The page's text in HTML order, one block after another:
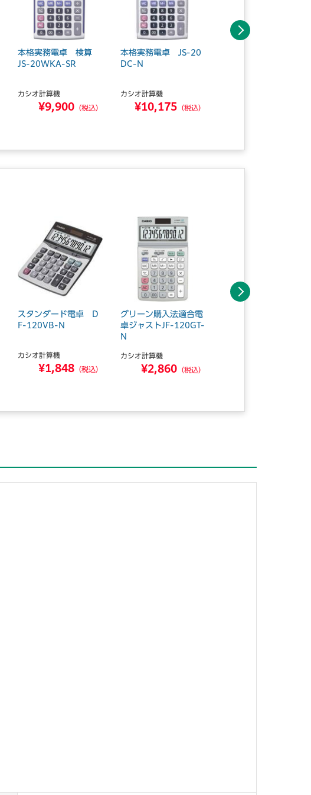
本格実務電卓 検算
JS-20WKA-SR
カシオ計算機
¥9,900 （税込）
本格実務電卓 JS-20
DC-N
カシオ計算機
¥10,175 （税込）
次へ
スタンダード電卓 D
F-120VB-N
カシオ計算機
¥1,848 （税込）
グリーン購入法適合電
卓ジャストJF-120GT-
N
カシオ計算機
¥2,860 （税込）
次へ